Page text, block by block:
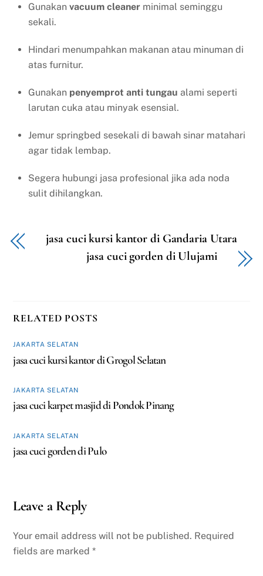
Gunakan vacuum cleaner minimal seminggu
sekali.
Hindari menumpahkan makanan atau minuman di
atas furnitur.
Gunakan penyemprot anti tungau alami seperti
larutan cuka atau minyak esensial.
Jemur springbed sesekali di bawah sinar matahari
agar tidak lembap.
Segera hubungi jasa profesional jika ada noda
sulit dihilangkan.
jasa cuci kursi kantor di Gandaria Utara
jasa cuci gorden di Ulujami
RELATED POSTS
JAKARTA SELATAN
jasa cuci kursi kantor di Grogol Selatan
JAKARTA SELATAN
jasa cuci karpet masjid di Pondok Pinang
JAKARTA SELATAN
jasa cuci gorden di Pulo
Leave a Reply
Your email address will not be published. Required
fields are marked*